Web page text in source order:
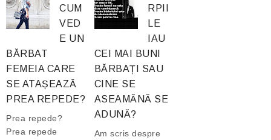
CUM
VED
E UN
BĂRBAT
FEMEIA CARE
SE ATAȘEAZĂ
PREA REPEDE?
Prea repede?
Prea repede
RPII
LE
IAU
CEI MAI BUNI
BĂRBAȚI SAU
CINE SE
ASEAMĂNĂ SE
ADUNĂ?
Am scris despre